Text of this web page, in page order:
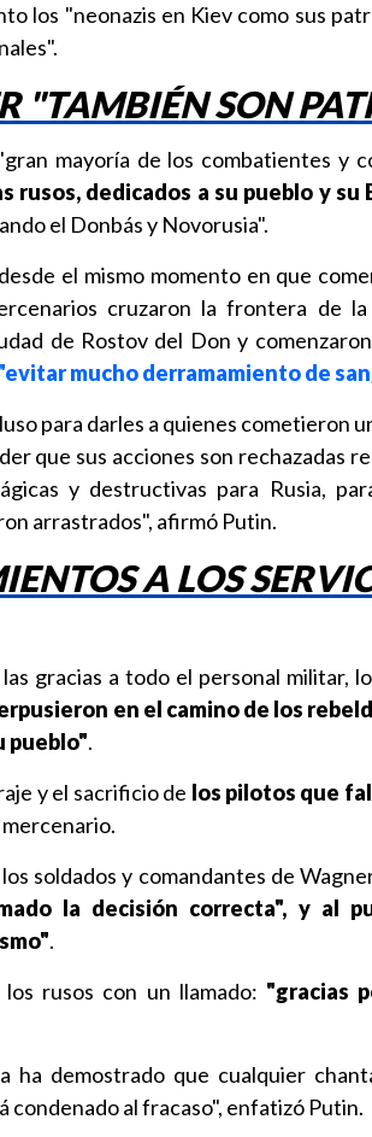
los "neonazis en Kiev como sus
"TAMBIÉN SON
mayoría de los combatientes y
rusos, dedicados a su pueblo y su
el Donbás y Novorusia".
el mismo momento en que
cruzaron la frontera de
de Rostov del Don y
mucho derramamiento de
para darles a quienes cometieron
que sus acciones son rechazadas
y destructivas para Rusia,
arrastrados", afirmó Putin.
A LOS
gracias a todo el personal militar,
en el camino de los
pueblo".
y el sacrificio de los pilotos que
soldados y comandantes de
la decisión correcta", y al
.
rusos con un llamado: "gracias
ha demostrado que cualquier
condenado al fracaso", enfatizó Putin.